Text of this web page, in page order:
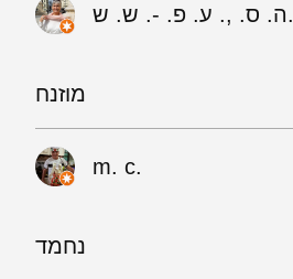
ה. ס. ,. ע. פ. -. ש. ש.
מוזנח
m. c.
נחמד